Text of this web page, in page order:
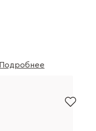
Подробнее